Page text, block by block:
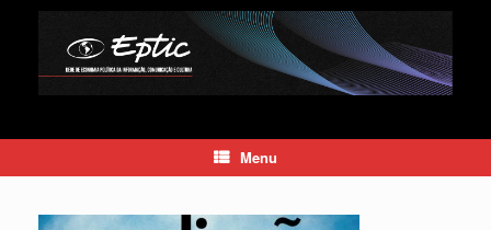
Menu